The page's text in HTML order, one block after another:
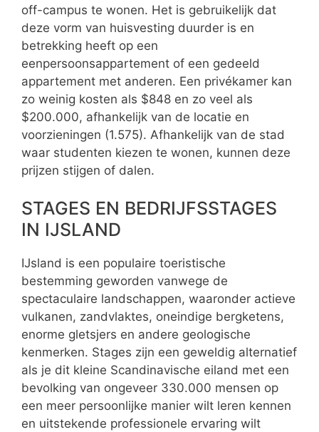
off-campus te wonen. Het is gebruikelijk dat
deze vorm van huisvesting duurder is en
betrekking heeft op een
eenpersoonsappartement of een gedeeld
appartement met anderen. Een privékamer kan
zo weinig kosten als $848 en zo veel als
$200.000, afhankelijk van de locatie en
voorzieningen (1.575). Afhankelijk van de stad
waar studenten kiezen te wonen, kunnen deze
prijzen stijgen of dalen.
STAGES EN BEDRIJFSSTAGES
IN IJSLAND
IJsland is een populaire toeristische
bestemming geworden vanwege de
spectaculaire landschappen, waaronder actieve
vulkanen, zandvlaktes, oneindige bergketens,
enorme gletsjers en andere geologische
kenmerken. Stages zijn een geweldig alternatief
als je dit kleine Scandinavische eiland met een
bevolking van ongeveer 330.000 mensen op
een meer persoonlijke manier wilt leren kennen
en uitstekende professionele ervaring wilt